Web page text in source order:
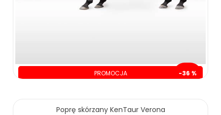
PROMOCJA -36 %
129.00 zł 199.00 zł
Poprę skórzany KenTaur Verona